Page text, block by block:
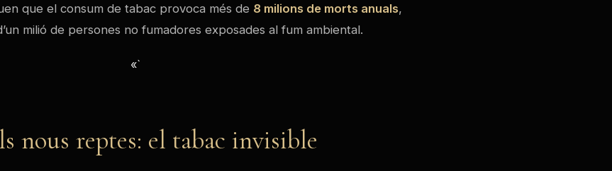
que el consum de tabac provoca més de 8 milions de morts anuals,
milió de persones no fumadores exposades al fum ambiental.
«`
nous reptes: el tabac invisible